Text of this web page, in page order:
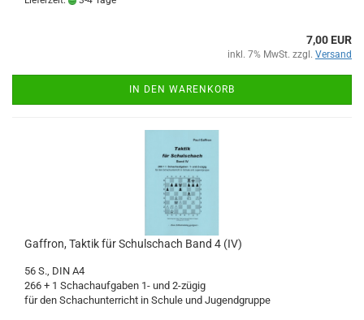
7,00 EUR
inkl. 7% MwSt. zzgl. Versand
IN DEN WARENKORB
Gaffron, Taktik für Schulschach Band 4 (IV)
56 S., DIN A4
266 + 1 Schachaufgaben 1- und 2-zügig
für den Schachunterricht in Schule und Jugendgruppe